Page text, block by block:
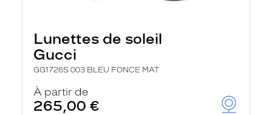
Lunettes de soleil
Gucci
GG1726S 003 BLEU FONCE MAT
À partir de
265,00 €